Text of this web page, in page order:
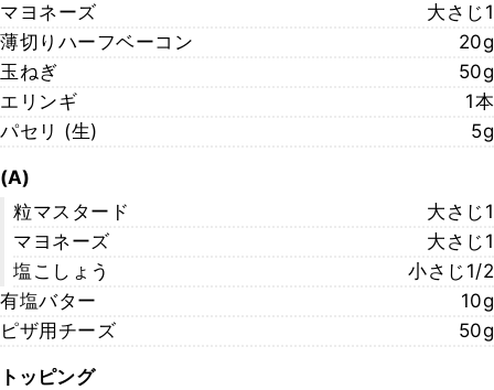
マヨネーズ
大さじ1
薄切りハーフベーコン
20g
玉ねぎ
50g
エリンギ
1本
パセリ (生)
5g
(A)
粒マスタード
大さじ1
マヨネーズ
大さじ1
塩こしょう
小さじ1/2
有塩バター
10g
ピザ用チーズ
50g
トッピング